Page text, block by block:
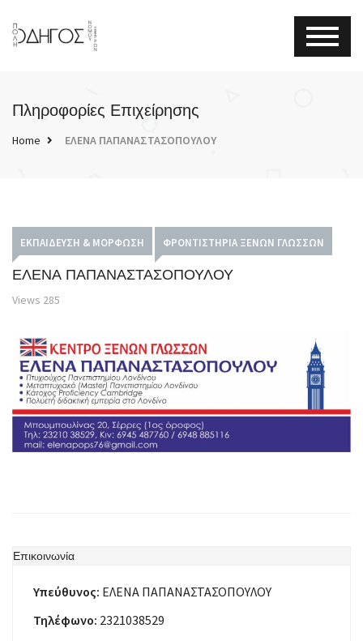
Πληροφορίες Επιχείρησης
Home ΕΛΕΝΑ ΠΑΠΑΝΑΣΤΑΣΟΠΟΥΛΟΥ
ΕΚΠΑΊΔΕΥΣΗ & ΜΌΡΦΩΣΗ ΦΡΟΝΤΙΣΤΉΡΙΑ ΞΈΝΩΝ ΓΛΩΣΣΏΝ
ΕΛΕΝΑ ΠΑΠΑΝΑΣΤΑΣΟΠΟΥΛΟΥ
Views 285
Επικοινωνία
Υπεύθυνος: ΕΛΕΝΑ ΠΑΠΑΝΑΣΤΑΣΟΠΟΥΛΟΥ
Τηλέφωνο: 2321038529